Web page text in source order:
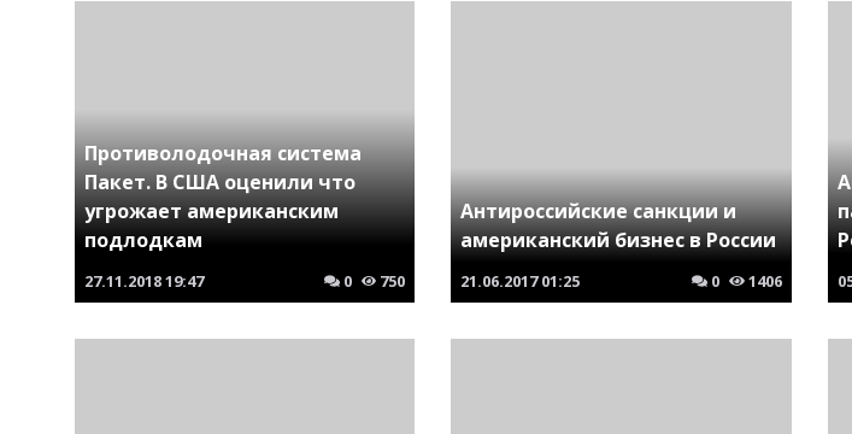
Противолодочная система
Пакет. В США оценили что
угрожает американским
подлодкам
27.11.201819:47 0 750
Антироссийские санкции и
американский бизнес в России
21.06.201701:25 0 1406